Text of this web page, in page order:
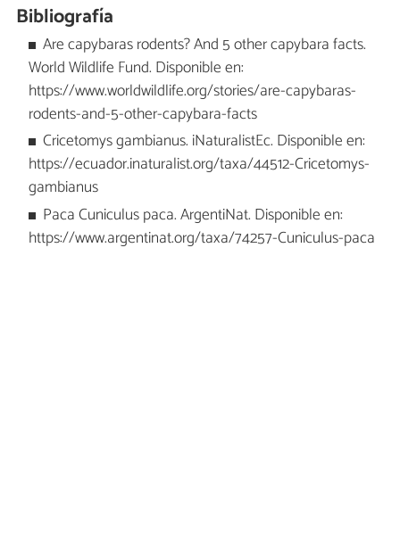
Bibliografía
Are capybaras rodents? And 5 other capybara facts.
World Wildlife Fund. Disponible en:
https://www.worldwildlife.org/stories/are-capybaras-
rodents-and-5-other-capybara-facts
Cricetomys gambianus. iNaturalistEc. Disponible en:
https://ecuador.inaturalist.org/taxa/44512-Cricetomys-
gambianus
Paca Cuniculus paca. ArgentiNat. Disponible en:
https://www.argentinat.org/taxa/74257-Cuniculus-paca